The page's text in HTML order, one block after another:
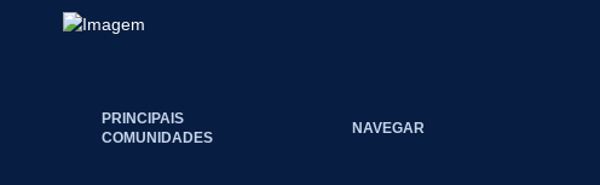
PRINCIPAIS
COMUNIDADES
NAVEGAR